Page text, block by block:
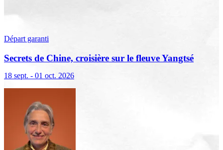
Départ garanti
Secrets de Chine, croisière sur le fleuve Yangtsé
18 sept. - 01 oct. 2026